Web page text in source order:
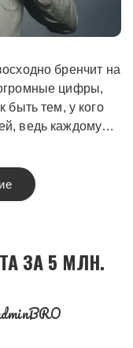
цифры,
быть тем, у кого
ведь каждому…
ЗА 5 МЛН.